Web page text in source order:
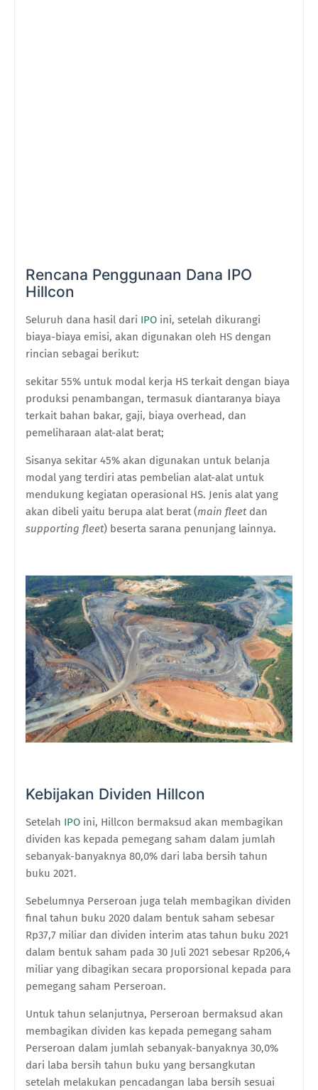
Rencana Penggunaan Dana IPO
Hillcon
Seluruh dana hasil dari IPO ini, setelah dikurangi
biaya-biaya emisi, akan digunakan oleh HS dengan
rincian sebagai berikut:
sekitar 55% untuk modal kerja HS terkait dengan biaya
produksi penambangan, termasuk diantaranya biaya
terkait bahan bakar, gaji, biaya overhead, dan
pemeliharaan alat-alat berat;
Sisanya sekitar 45% akan digunakan untuk belanja
modal yang terdiri atas pembelian alat-alat untuk
mendukung kegiatan operasional HS. Jenis alat yang
akan dibeli yaitu berupa alat berat (main fleet dan
supporting fleet) beserta sarana penunjang lainnya.
Kebijakan Dividen Hillcon
Setelah IPO ini, Hillcon bermaksud akan membagikan
dividen kas kepada pemegang saham dalam jumlah
sebanyak-banyaknya 80,0% dari laba bersih tahun
buku 2021.
Sebelumnya Perseroan juga telah membagikan dividen
final tahun buku 2020 dalam bentuk saham sebesar
Rp37,7 miliar dan dividen interim atas tahun buku 2021
dalam bentuk saham pada 30 Juli 2021 sebesar Rp206,4
miliar yang dibagikan secara proporsional kepada para
pemegang saham Perseroan.
Untuk tahun selanjutnya, Perseroan bermaksud akan
membagikan dividen kas kepada pemegang saham
Perseroan dalam jumlah sebanyak-banyaknya 30,0%
dari laba bersih tahun buku yang bersangkutan
setelah melakukan pencadangan laba bersih sesuai